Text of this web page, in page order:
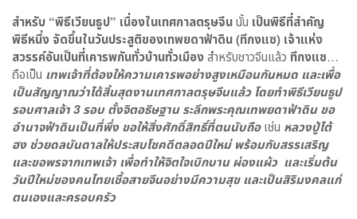
สำหรับ “พิธีเวียนธูป” เนื่องในเทศกาลตรุษจีนนั้น เป็นพิธีที่สำคัญ
พิธีหนึ่ง จัดขึ้นในวันประสูติของเทพยดาฟ้าดิน (ทีกงแซ) เจ้าแห่ง
สวรรค์อันเป็นที่เคารพกันทั่วบ้านทั่วเมืองสำหรับชาวจีนแล้ว ทีกงแซ…
ถือเป็น เทพเจ้าที่ต้องให้ความเคารพอย่างสูงเหมือนกันหมด และเพื่อ
เป็นสัญญาณว่าได้สิ้นสุดงานเทศกาลตรุษจีนแล้ว โดยทำพิธีเวียนธูป
รอบศาลเจ้า3 รอบ ตั้งจิตอธิษฐาน ระลึกพระคุณเทพยดาฟ้าดิน ขอ
อำนาจฟ้าดินเป็นที่พึ่ง ขอให้สิ่งศักดิ์สิทธิ์ที่ตนนับถือเช่น หลวงปู่ไต้
ฮง ช่วยดลบันดาลให้ประสบโชคดีตลอดปีใหม่ พร้อมกับสรรเสริญ
และขอพรจากเทพเจ้า เพื่อทำให้จิตใจเบิกบาน ผ่องแผ้ว และเริ่มต้น
วันปีใหม่ของคนไทยเชื้อสายจีนอย่างมีความสุข และเป็นสิริมงคลแก่
ตนเองและครอบครัว